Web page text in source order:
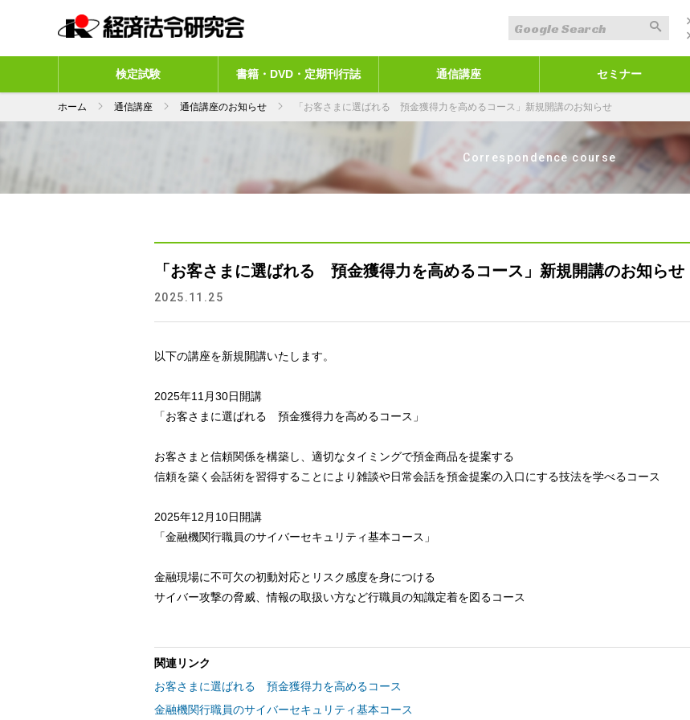
検定試験 書籍・DVD・定期刊行誌 通信講座 セミナー
ホーム 通信講座 通信講座のお知らせ 「お客さまに選ばれる 預金獲得力を高めるコース」新規開講のお知らせ
Correspondence course
「お客さまに選ばれる 預金獲得力を高めるコース」新規開講のお知らせ
2025.11.25
以下の講座を新規開講いたします。
2025年11月30日開講
「お客さまに選ばれる 預金獲得力を高めるコース」
お客さまと信頼関係を構築し、適切なタイミングで預金商品を提案する
信頼を築く会話術を習得することにより雑談や日常会話を預金提案の入口にする技法を学べるコース
2025年12月10日開講
「金融機関行職員のサイバーセキュリティ基本コース」
金融現場に不可欠の初動対応とリスク感度を身につける
サイバー攻撃の脅威、情報の取扱い方など行職員の知識定着を図るコース
関連リンク
お客さまに選ばれる 預金獲得力を高めるコース
金融機関行職員のサイバーセキュリティ基本コース